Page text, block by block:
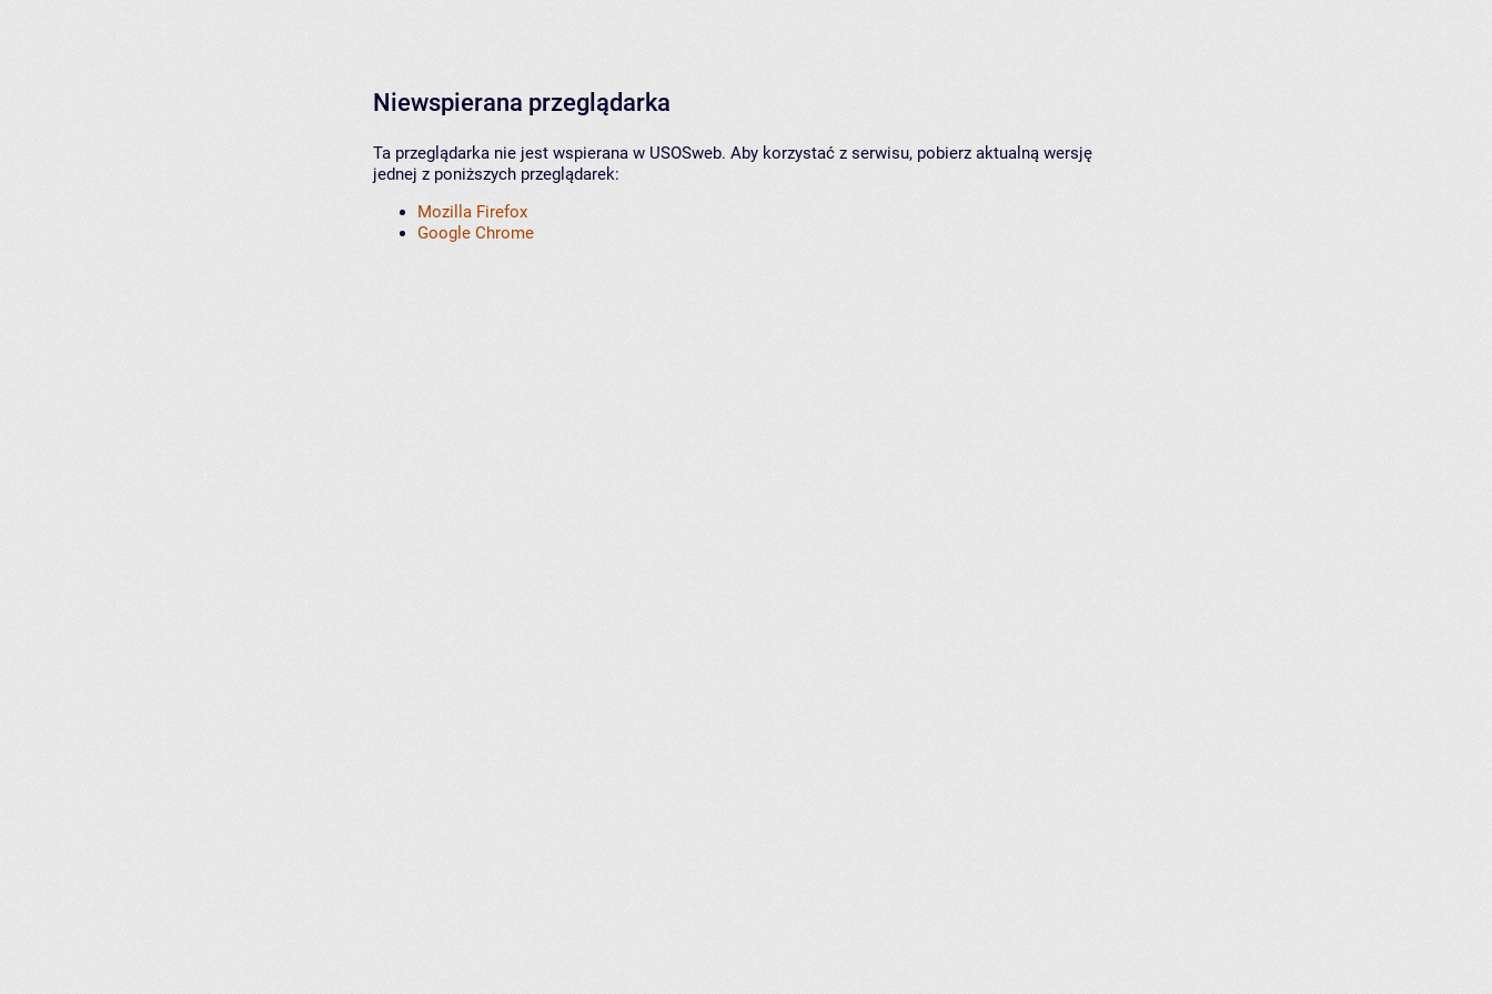
Niewspierana przeglądarka
Ta przeglądarka nie jest wspierana w USOSweb. Aby korzystać z serwisu, pobierz aktualną wersję
jednej z poniższych przeglądarek:
Mozilla Firefox
Google Chrome